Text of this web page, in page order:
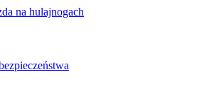
na hulajnogach